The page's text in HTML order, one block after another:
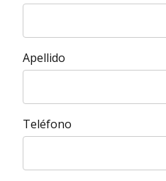
Apellido
Teléfono